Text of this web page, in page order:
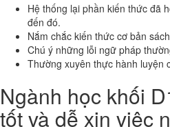
Hệ thống lại phần kiến thức đã
đến đó.
Nắm chắc kiến thức cơ bản
Chú ý những lỗi ngữ pháp
Thường xuyên thực hành luyện
Ngành học khối
tốt và dễ xin việc